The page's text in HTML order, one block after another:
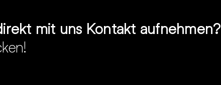
mit uns Kontakt aufnehmen?